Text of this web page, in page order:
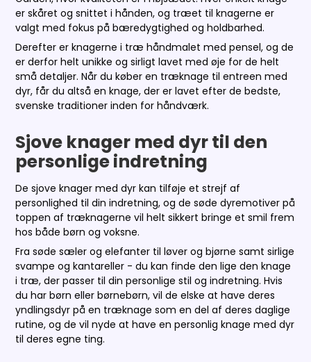
er skåret og snittet i hånden, og træet til knagerne er
valgt med fokus på bæredygtighed og holdbarhed.
Derefter er knagerne i træ håndmalet med pensel, og de
er derfor helt unikke og sirligt lavet med øje for de helt
små detaljer. Når du køber en træknage til entreen med
dyr, får du altså en knage, der er lavet efter de bedste,
svenske traditioner inden for håndværk.
Sjove knager med dyr til den
personlige indretning
De sjove knager med dyr kan tilføje et strejf af
personlighed til din indretning, og de søde dyremotiver på
toppen af træknagerne vil helt sikkert bringe et smil frem
hos både børn og voksne.
Fra søde sæler og elefanter til løver og bjørne samt sirlige
svampe og kantareller - du kan finde den lige den knage
i træ, der passer til din personlige stil og indretning. Hvis
du har børn eller børnebørn, vil de elske at have deres
yndlingsdyr på en træknage som en del af deres daglige
rutine, og de vil nyde at have en personlig knage med dyr
til deres egne ting.